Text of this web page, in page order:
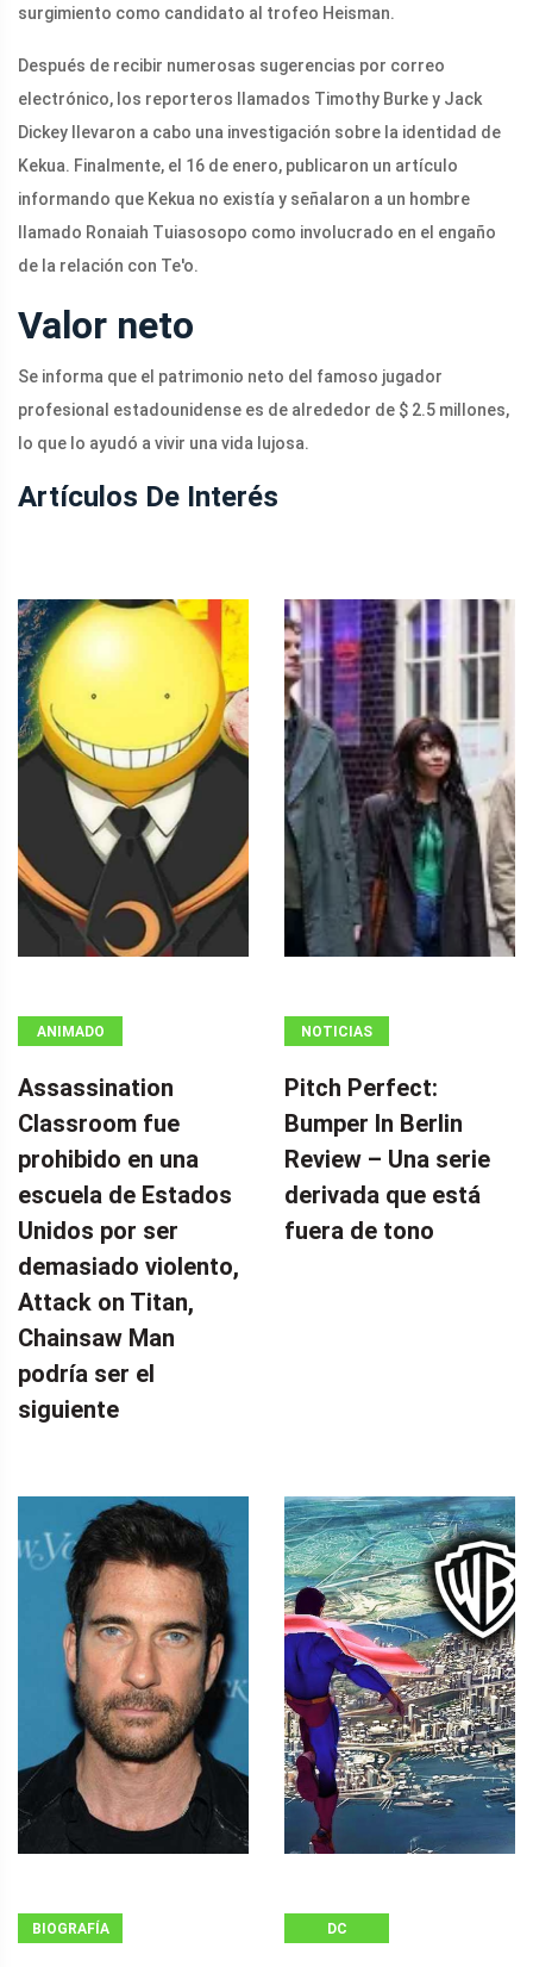
surgimiento como candidato al trofeo Heisman.
Después de recibir numerosas sugerencias por correo
electrónico, los reporteros llamados Timothy Burke y Jack
Dickey llevaron a cabo una investigación sobre la identidad de
Kekua. Finalmente, el 16 de enero, publicaron un artículo
informando que Kekua no existía y señalaron a un hombre
llamado Ronaiah Tuiasosopo como involucrado en el engaño
de la relación con Te'o.
Valor neto
Se informa que el patrimonio neto del famoso jugador
profesional estadounidense es de alrededor de $ 2.5 millones,
lo que lo ayudó a vivir una vida lujosa.
Artículos De Interés
ANIMADO
Assassination
Classroom fue
prohibido en una
escuela de Estados
Unidos por ser
demasiado violento,
Attack on Titan,
Chainsaw Man
podría ser el
siguiente
NOTICIAS
Pitch Perfect:
Bumper In Berlin
Review – Una serie
derivada que está
fuera de tono
BIOGRAFÍA DC